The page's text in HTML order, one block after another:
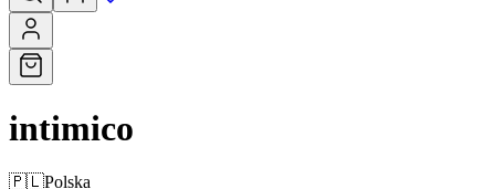
intimico
🇵🇱Polska